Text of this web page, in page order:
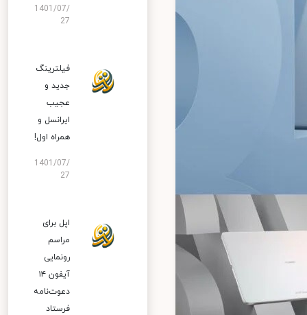
1401/07/
27
فیلترینگ
جدید و
عجیب
ایرانسل و
همراه اول!
1401/07/
27
اپل برای
مراسم
رونمایی
آیفون ۱۴
دعوت‌نامه
فرستاد